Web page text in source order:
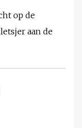
op de
aan de